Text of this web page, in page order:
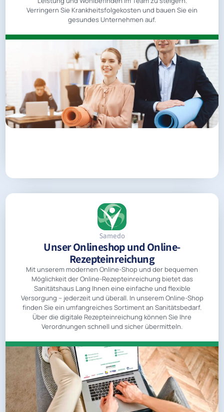
Verringern Sie Krankheitsfolgekosten und bauen Sie ein
gesundes Unternehmen auf.
Samedo
Unser Onlineshop und Online-
Rezepteinreichung
Mit unserem modernen Online-Shop und der bequemen
Möglichkeit der Online-Rezepteinreichung bietet das
Sanitätshaus Lang Ihnen eine einfache und flexible
Versorgung – jederzeit und überall. In unserem Online-Shop
finden Sie ein umfangreiches Sortiment an Sanitätsbedarf.
Über die digitale Rezepteinreichung können Sie Ihre
Verordnungen schnell und sicher übermitteln.